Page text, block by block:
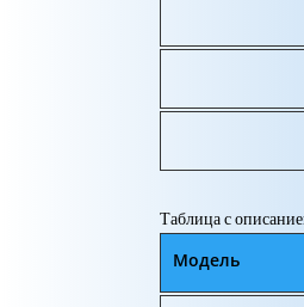
Таблица с
Модель